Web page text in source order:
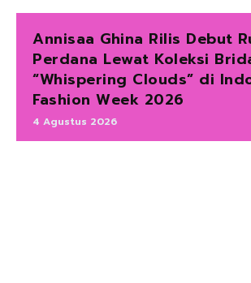
Annisaa Ghina Rilis Debut
Perdana Lewat Koleksi
“Whispering Clouds” di
Fashion Week 2026
4 Agustus 2026